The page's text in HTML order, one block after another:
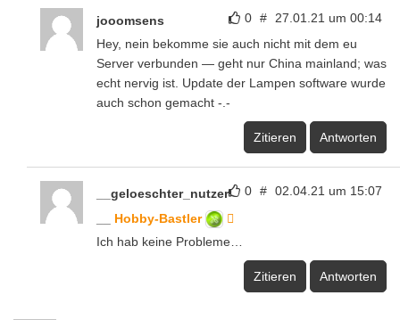
0 # 27.01.21 um 00:14
jooomsens
Hey, nein bekomme sie auch nicht mit dem eu
Server verbunden — geht nur China mainland; was
echt nervig ist. Update der Lampen software wurde
auch schon gemacht -.-
Zitieren Antworten
0 # 02.04.21 um 15:07
__geloeschter_nutzer
Hobby-Bastler
Ich hab keine Probleme…
Zitieren Antworten